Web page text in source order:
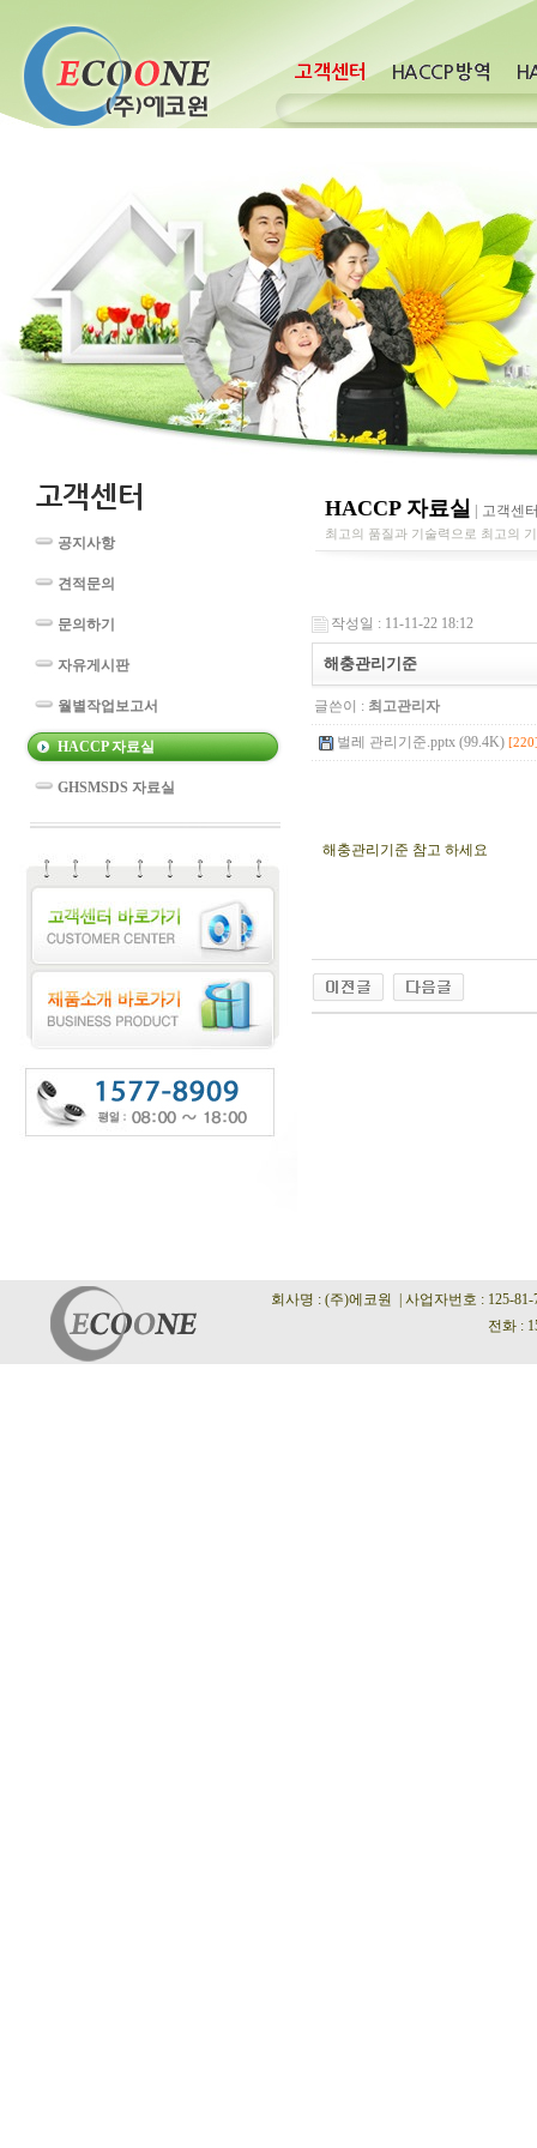
공지사항
견적문의
문의하기
자유게시판
월별작업보고서
HACCP 자료실
GHSMSDS 자료실
HACCP 자료실 고객센
최고의 품질과 기술력으로 최고의
작성일 : 11-11-22 18:12
해충관리기준
글쓴이 : 최고관리자
벌레 관리기준.pptx (99.4K)
해충관리기준 참고 하세요
회사명 : (주)에코원 | 사업자번호 : 125-
전화 :